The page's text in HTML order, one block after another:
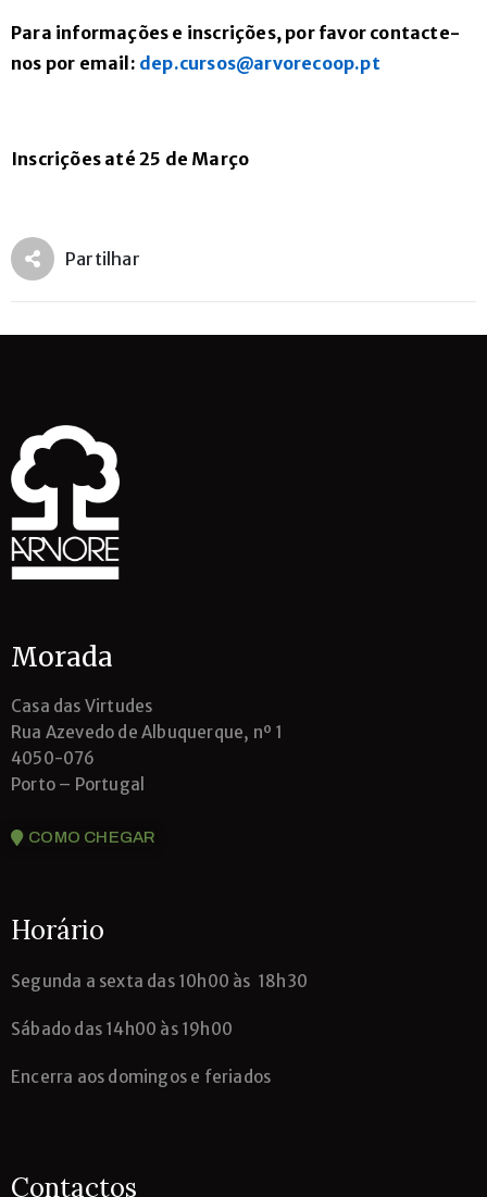
Para informações e inscrições, por favor contacte-
nos por email: dep.cursos@arvorecoop.pt
Inscrições até 25 de Março
Partilhar
Morada
Casa das Virtudes
Rua Azevedo de Albuquerque, nº 1
4050-076
Porto – Portugal
COMO CHEGAR
Horário
Segunda a sexta das 10h00 às 18h30
Sábado das 14h00 às 19h00
Encerra aos domingos e feriados
Contactos